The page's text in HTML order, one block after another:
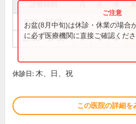
9:30～12:00 ● ● ●
13:30～17:30 ● ● ●
お盆(8月中旬)は休診・休業の場合
に必ず医療機関に直接ご確認くださ
休診日: 木、日、祝
この医院の詳細を